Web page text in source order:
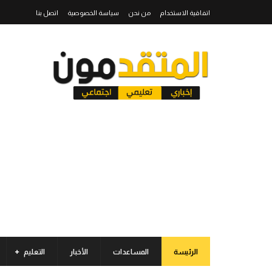
اتفاقية الاستخدام من نحن سياسة الخصوصية اتصل بنا
الرئيسة المساعدات الأخبار التعليم